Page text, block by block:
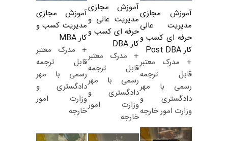
آموزش مجازی
مدیریت عالی
حرفه ای کسب و
کار Post DBA
+ مدرک معتبر
قابل ترجمه
رسمی با مهر
دادگستری و
وزارت امور خارجه
آموزش مجازی
مدیریت عالی و
حرفه ای کسب و
کار DBA
+ مدرک معتبر
قابل ترجمه
رسمی با مهر
دادگستری و
وزارت امور
خارجه
آموزش مجازی
مدیریت کسب و
کار MBA
+ مدرک معتبر
قابل ترجمه
رسمی با مهر
دادگستری و
وزارت امور
خارجه